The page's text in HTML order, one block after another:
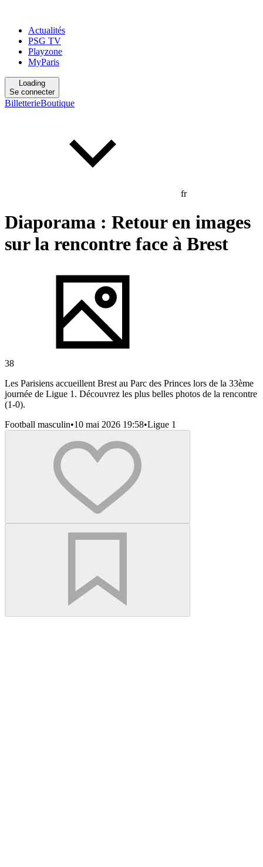
Actualités
PSG TV
Playzone
MyParis
Loading
Se connecter
BilletterieBoutique
fr
Diaporama : Retour en images
sur la rencontre face à Brest
38
Les Parisiens accueillent Brest au Parc des Princes lors de la 33ème
journée de Ligue 1. Découvrez les plus belles photos de la rencontre
(1-0).
Football masculin•10 mai 2026 19:58•Ligue 1